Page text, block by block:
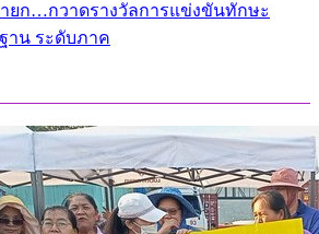
ยก…กวาดรางวัลการแข่งขันทักษะ
าน ระดับภาค